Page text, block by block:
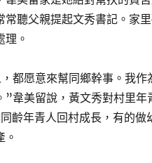
常聽父親提起文秀書記。家
理。
都愿意來幫同鄉幹事。我作
”韋美留說，黃文秀對村里年
齡年青人回村成長，有的
。